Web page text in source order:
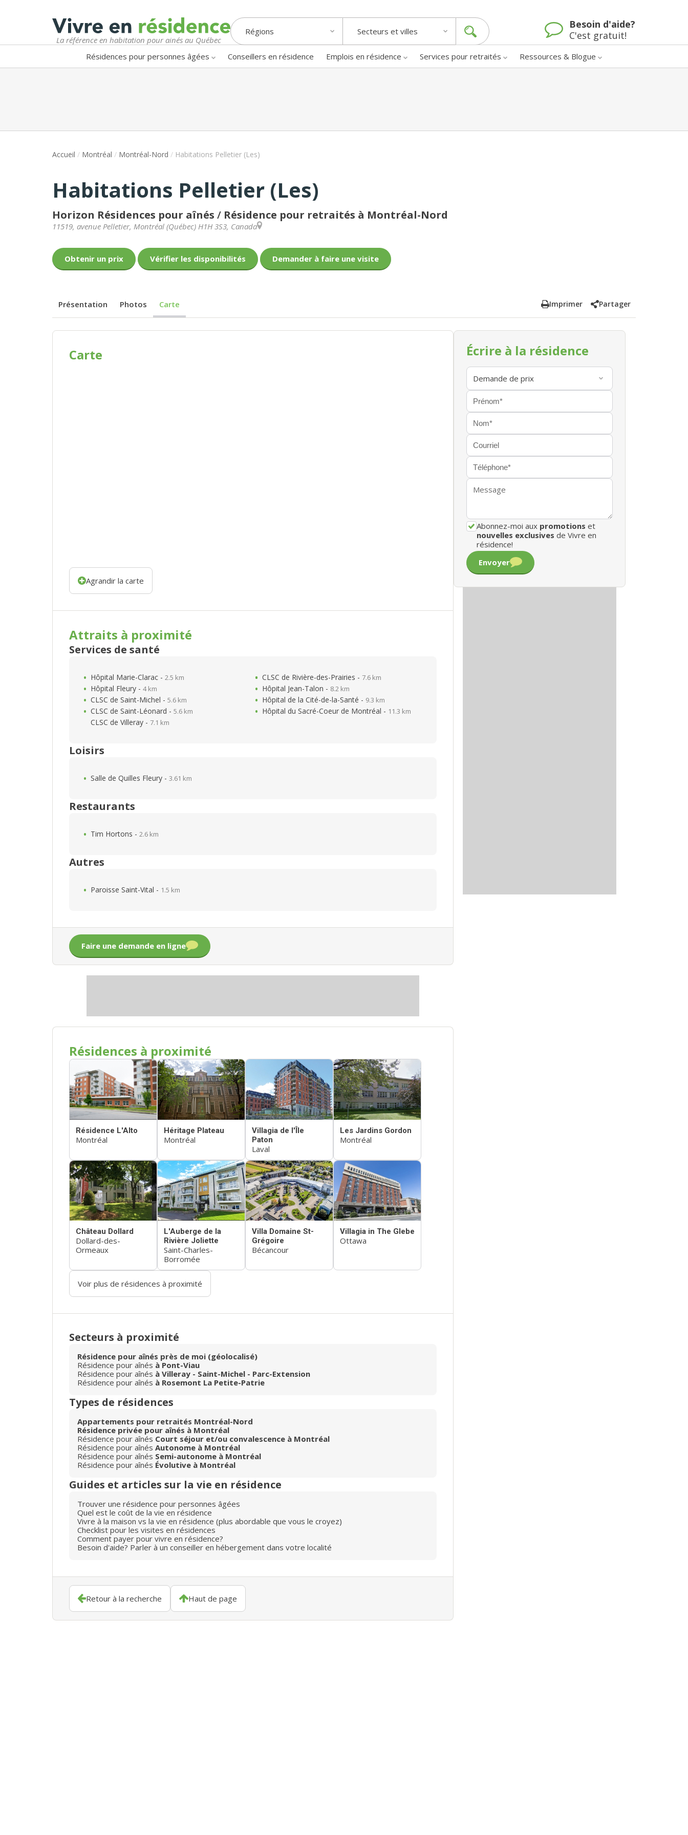
La référence en habitation pour ainés au Québec
Régions Secteurs et villes
Besoin d'aide?
C'est gratuit!
Résidences pour personnes âgées Conseillers en résidence Emplois en résidence Services pour retraités Ressources & Blogue
Accueil / Montréal / Montréal-Nord / Habitations Pelletier (Les)
Habitations Pelletier (Les)
Horizon Résidences pour aînés / Résidence pour retraités à Montréal-Nord
11519, avenue Pelletier, Montréal (Québec) H1H 3S3, Canada
Obtenir un prix Vérifier les disponibilités Demander à faire une visite
Présentation Photos Carte Imprimer Partager
Carte
Agrandir la carte
Attraits à proximité
Services de santé
Hôpital Marie-Clarac - 2.5 km
Hôpital Fleury - 4 km
CLSC de Saint-Michel - 5.6 km
CLSC de Saint-Léonard - 5.6 km
CLSC de Villeray - 7.1 km
CLSC de Rivière-des-Prairies - 7.6 km
Hôpital Jean-Talon - 8.2 km
Hôpital de la Cité-de-la-Santé - 9.3 km
Hôpital du Sacré-Coeur de Montréal - 11.3 km
Loisirs
Salle de Quilles Fleury - 3.61 km
Restaurants
Tim Hortons - 2.6 km
Autres
Paroisse Saint-Vital - 1.5 km
Faire une demande en ligne
Résidences à proximité
Résidence L'Alto
Montréal
Héritage Plateau
Montréal
Villagia de l'Île
Paton
Laval
Les Jardins Gordon
Montréal
Château Dollard
Dollard-des-
Ormeaux
L'Auberge de la
Rivière Joliette
Saint-Charles-
Borromée
Villa Domaine St-
Grégoire
Bécancour
Villagia in The Glebe
Ottawa
Voir plus de résidences à proximité
Secteurs à proximité
Résidence pour aînés près de moi (géolocalisé)
Résidence pour aînés à Pont-Viau
Résidence pour aînés à Villeray - Saint-Michel - Parc-Extension
Résidence pour aînés à Rosemont La Petite-Patrie
Types de résidences
Appartements pour retraités Montréal-Nord
Résidence privée pour aînés à Montréal
Résidence pour aînés Court séjour et/ou convalescence à Montréal
Résidence pour aînés Autonome à Montréal
Résidence pour aînés Semi-autonome à Montréal
Résidence pour aînés Évolutive à Montréal
Guides et articles sur la vie en résidence
Trouver une résidence pour personnes âgées
Quel est le coût de la vie en résidence
Vivre à la maison vs la vie en résidence (plus abordable que vous le croyez)
Checklist pour les visites en résidences
Comment payer pour vivre en résidence?
Besoin d'aide? Parler à un conseiller en hébergement dans votre localité
Retour à la recherche Haut de page
Écrire à la résidence
Abonnez-moi aux promotions et
nouvelles exclusives de Vivre en
résidence!
Envoyer